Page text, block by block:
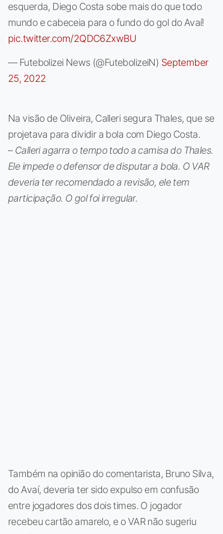
esquerda, Diego Costa sobe mais do que todo
mundo e cabeceia para o fundo do gol do Avaí!
pic.twitter.com/2QDC6ZxwBU
— Futebolizei News (@FutebolizeiN) September
25, 2022
Na visão de Oliveira, Calleri segura Thales, que se
projetava para dividir a bola com Diego Costa.
– Calleri agarra o tempo todo a camisa do Thales.
Ele impede o defensor de disputar a bola. O VAR
deveria ter recomendado a revisão, ele tem
participação. O gol foi irregular.
Também na opinião do comentarista, Bruno Silva,
do Avaí, deveria ter sido expulso em confusão
entre jogadores dos dois times. O jogador
recebeu cartão amarelo, e o VAR não sugeriu